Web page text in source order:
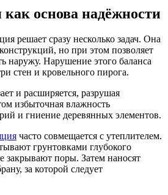
основа надёжности
решает сразу несколько задач. Она
но при этом позволяет
наружу. Нарушение этого баланса
стен и кровельного пирога.
и расширяется, разрушая
избыточная влажность
и гниение деревянных элементов.
часто совмещается с утеплителем.
грунтовками глубокого
закрывают поры. Затем наносят
за которой следует